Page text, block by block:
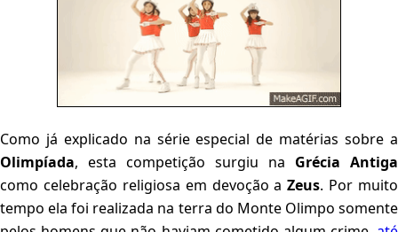
Como já explicado na série especial de matérias sobre a
Olimpíada, esta competição surgiu na Grécia Antiga
como celebração religiosa em devoção aZeus. Por muito
tempo ela foi realizada na terra do Monte Olimpo somente